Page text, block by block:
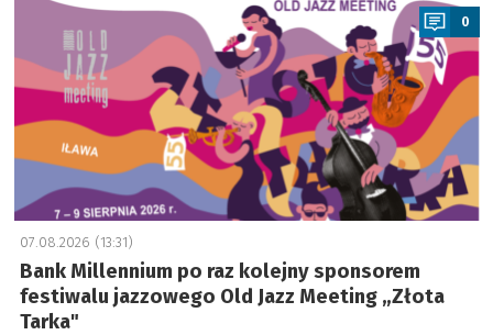
0
07.08.2026 (13:31)
Bank Millennium po raz kolejny sponsorem
festiwalu jazzowego Old Jazz Meeting „Złota
Tarka"